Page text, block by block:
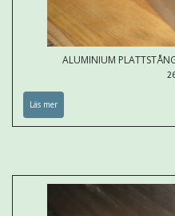
ALUMINIUM
Läs mer